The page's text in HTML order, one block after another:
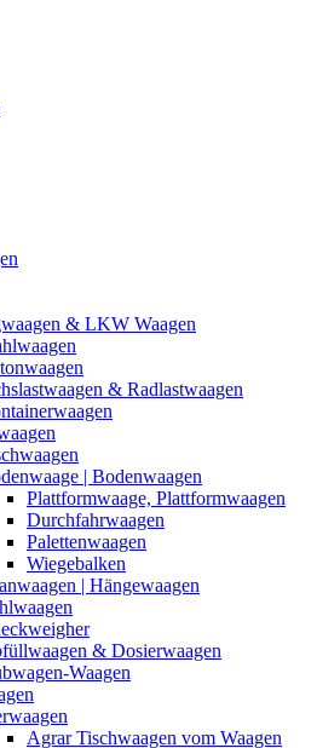
& LKW Waagen
& Radlastwaagen
| Bodenwaagen
Plattformwaage, Plattformwaagen
Durchfahrwaagen
Palettenwaagen
Wiegebalken
| Hängewaagen
& Dosierwaagen
Waagen
Agrar Tischwaagen vom Waagen